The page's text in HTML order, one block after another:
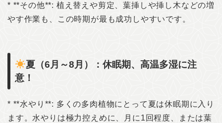
* **その他**: 植え替えや剪定、葉挿しや挿し木などの増
やす作業も、この時期が最も成功しやすいです。
夏（6月～8月）：休眠期、高温多湿に注
意！
* **水やり**: 多くの多肉植物にとって夏は休眠期に入り
ます。水やりは極力控えめに、月に1回程度、または葉